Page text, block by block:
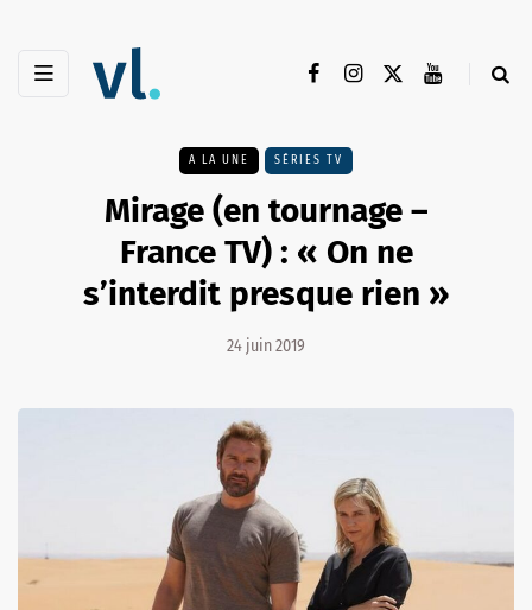
A LA UNE SÉRIES TV
Mirage (en tournage –
France TV) : « On ne
s’interdit presque rien »
24 juin 2019